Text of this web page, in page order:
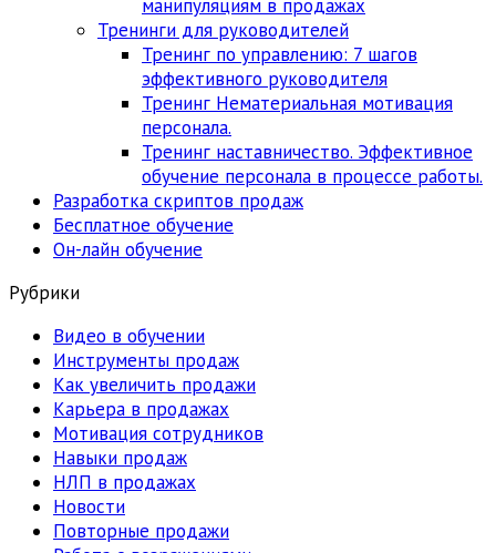
манипуляциям в продажах
Тренинги для руководителей
Тренинг по управлению: 7 шагов
эффективного руководителя
Тренинг Нематериальная мотивация
персонала.
Тренинг наставничество. Эффективное
обучение персонала в процессе работы.
Разработка скриптов продаж
Бесплатное обучение
Он-лайн обучение
Рубрики
Видео в обучении
Инструменты продаж
Как увеличить продажи
Карьера в продажах
Мотивация сотрудников
Навыки продаж
НЛП в продажах
Новости
Повторные продажи